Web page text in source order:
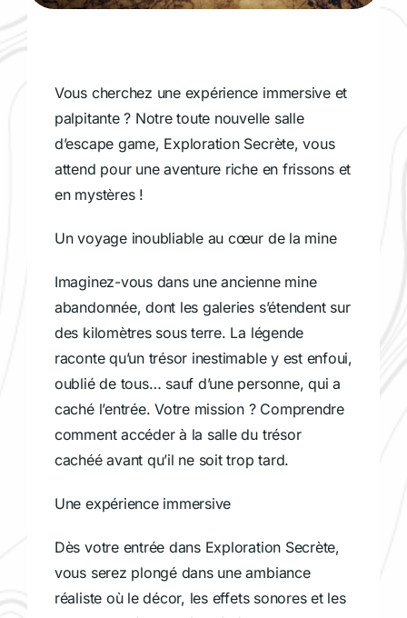
Vous cherchez une expérience immersive et
palpitante ? Notre toute nouvelle salle
d’escape game, Exploration Secrète, vous
attend pour une aventure riche en frissons et
en mystères !
Un voyage inoubliable au cœur de la mine
Imaginez-vous dans une ancienne mine
abandonnée, dont les galeries s’étendent sur
des kilomètres sous terre. La légende
raconte qu’un trésor inestimable y est enfoui,
oublié de tous… sauf d’une personne, qui a
caché l’entrée. Votre mission ? Comprendre
comment accéder à la salle du trésor
cachéé avant qu’il ne soit trop tard.
Une expérience immersive
Dès votre entrée dans Exploration Secrète,
vous serez plongé dans une ambiance
réaliste où le décor, les effets sonores et les